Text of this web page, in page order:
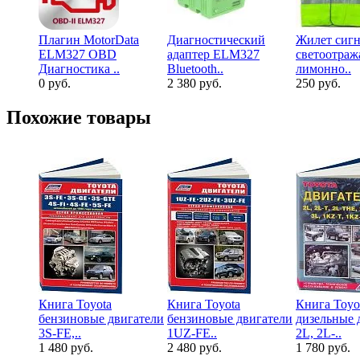
Плагин MotorData
ELM327 OBD
Диагностика ..
0 руб.
Диагностический
адаптер ELM327
Bluetooth..
2 380 руб.
Жилет
лимонно..
250 руб.
Похожие товары
Книга Toyota
бензиновые двигатели
3S-FE,..
1 480 руб.
Книга Toyota
бензиновые двигатели
1UZ-FE..
2 480 руб.
Книга
дизельные
2L, 2L-..
1 780 руб.